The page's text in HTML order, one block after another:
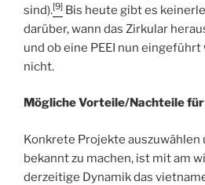
sind).[9] Bis heute gibt es
darüber, wann das Zirkular
und ob eine PEEI nun
nicht.
Mögliche Vorteile/Nachteile
Konkrete Projekte
bekannt zu machen, ist mit am
derzeitige Dynamik das